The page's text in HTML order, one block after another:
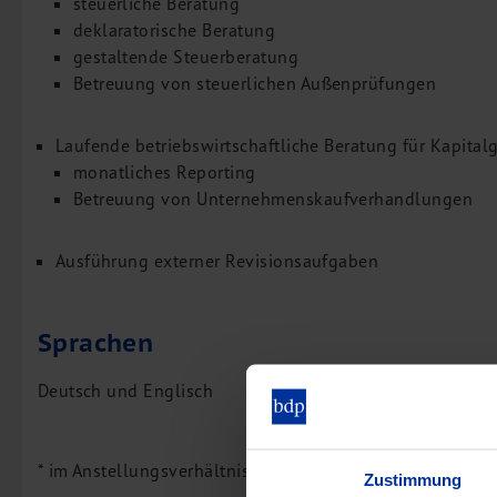
Zustimmung
deklaratorische Beratung
gestaltende Steuerberatung
Betreuung von steuerlichen Außenprüfungen
Laufende betriebswirtschaftliche Beratung für
monatliches Reporting
Betreuung von Unternehmenskaufverhandlungen
Ausführung externer Revisionsaufgaben
Sprachen
Deutsch und Englisch
* im Anstellungsverhältnis